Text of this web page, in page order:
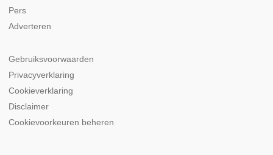
Pers
Adverteren
Gebruiksvoorwaarden
Privacyverklaring
Cookieverklaring
Disclaimer
Cookievoorkeuren beheren